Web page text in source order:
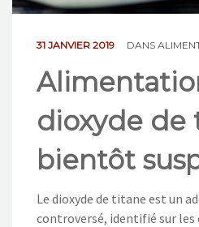
31 JANVIER 2019 DANS
dioxyde de
bientôt
Le dioxyde de titane est un
controversé, identifié sur